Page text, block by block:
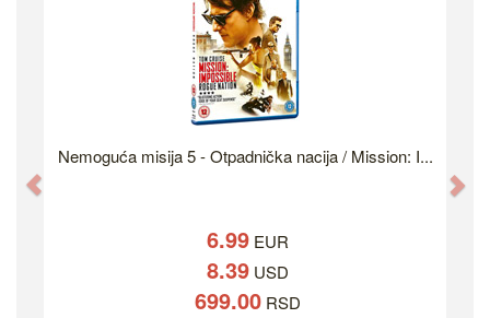
Nemoguća misija 5 - Otpadnička nacija / Mission: I...
6.99 EUR
8.39 USD
699.00 RSD